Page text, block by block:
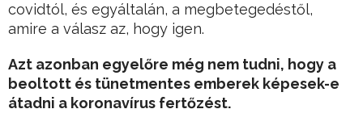
covidtól, és egyáltalán, a megbetegedéstől,
amire a válasz az, hogy igen.
Azt azonban egyelőre még nem tudni, hogy a
beoltott és tünetmentes emberek képesek-e
átadni a koronavírus fertőzést.